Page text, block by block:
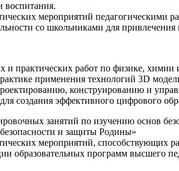
воспитания.
мероприятий педагогическими
со школьниками для
и практических работ по физике,
применения технологий 3D
конструированию и
создания эффективного цифрового
занятий по изучению основ
и защиты Родины»
мероприятий,
образовательных программ высшего